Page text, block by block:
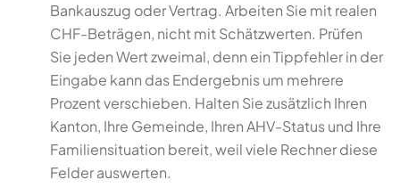
Bankauszug oder Vertrag. Arbeiten Sie mit realen
CHF-Beträgen, nicht mit Schätzwerten. Prüfen
Sie jeden Wert zweimal, denn ein Tippfehler in der
Eingabe kann das Endergebnis um mehrere
Prozent verschieben. Halten Sie zusätzlich Ihren
Kanton, Ihre Gemeinde, Ihren AHV-Status und Ihre
Familiensituation bereit, weil viele Rechner diese
Felder auswerten.